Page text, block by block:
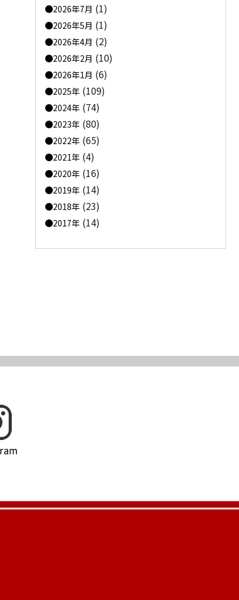
2026年7月 (1)
2026年5月 (1)
2026年4月 (2)
2026年2月 (10)
2026年1月 (6)
2025年 (109)
2024年 (74)
2023年 (80)
2022年 (65)
2021年 (4)
2020年 (16)
2019年 (14)
2018年 (23)
2017年 (14)